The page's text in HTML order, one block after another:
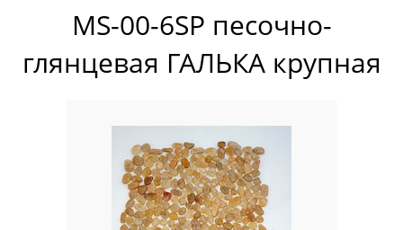
Pixelmosaic
Зеркала NS Bath
Керамогранит Staro
Мозаика ArtMoment
Мозаика Bars Crystal Mosaic
MS-00-6SP песочно-
глянцевая ГАЛЬКА крупная